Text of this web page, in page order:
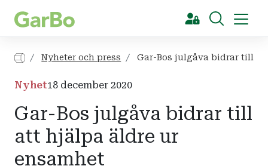
[Sök]
Nyheter och press Gar-Bos julgåva bidrar till
Nyhet18 december 2020
Gar-Bos julgåva bidrar till
att hjälpa äldre ur
ensamhet